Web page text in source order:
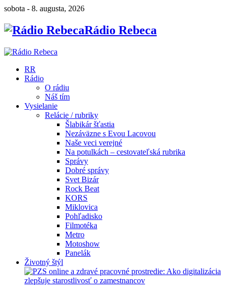
sobota - 8. augusta, 2026
Rádio Rebeca
RR
Rádio
O rádiu
Náš tím
Vysielanie
Relácie / rubriky
Šlabikár šťastia
Nezáväzne s Evou Lacovou
Naše veci verejné
Na potulkách – cestovateľská rubrika
Správy
Dobré správy
Svet Bizár
Rock Beat
KORS
Miklovica
Pohľadisko
Filmotéka
Metro
Motoshow
Panelák
Životný štýl